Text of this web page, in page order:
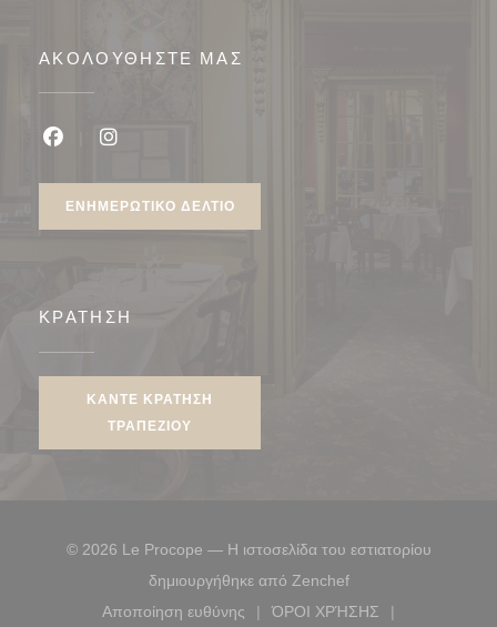
ΑΚΟΛΟΥΘΉΣΤΕ ΜΑΣ
ΕΝΗΜΕΡΩΤΙΚΌ ΔΕΛΤΊΟ
ΚΡΆΤΗΣΗ
ΚΆΝΤΕ ΚΡΆΤΗΣΗ
ΤΡΑΠΕΖΙΟΎ
© 2026 Le Procope — Η ιστοσελίδα του εστιατορίου
δημιουργήθηκε από Zenchef((ανοίγει σε νέο
Αποποίηση ευθύνης
ΌΡΟΙ ΧΡΉΣΗΣ